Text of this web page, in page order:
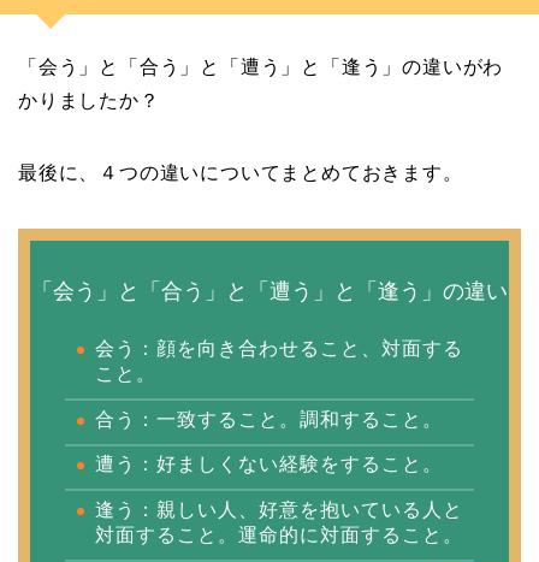
「会う」と「合う」と「遭う」と「逢う」の違いがわ
かりましたか？
最後に、４つの違いについてまとめておきます。
「会う」と「合う」と「遭う」と「逢う」の違い
会う：顔を向き合わせること、対面する
こと。
合う：一致すること。調和すること。
遭う：好ましくない経験をすること。
逢う：親しい人、好意を抱いている人と
対面すること。運命的に対面すること。